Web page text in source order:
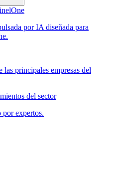
por IA diseñada para
las principales empresas del
del sector
expertos.